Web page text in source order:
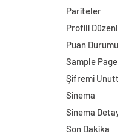
Pariteler
Profili
Puan Durumu
Sample Page
Şifremi
Sinema
Sinema
Son Dakika